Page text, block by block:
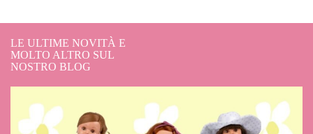
LE ULTIME NOVITÀ E
MOLTO ALTRO SUL
NOSTRO BLOG